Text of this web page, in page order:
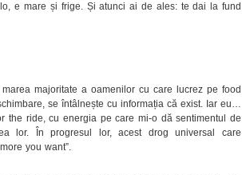
e mare și frige. Și atunci ai de ales: te dai la fund
majoritate a oamenilor cu care lucrez pe food
se întâlnește cu informația că exist. Iar eu…
the ride, cu energia pe care mi-o dă sentimentul de
lor. În progresul lor, acest drog universal care
you want”.